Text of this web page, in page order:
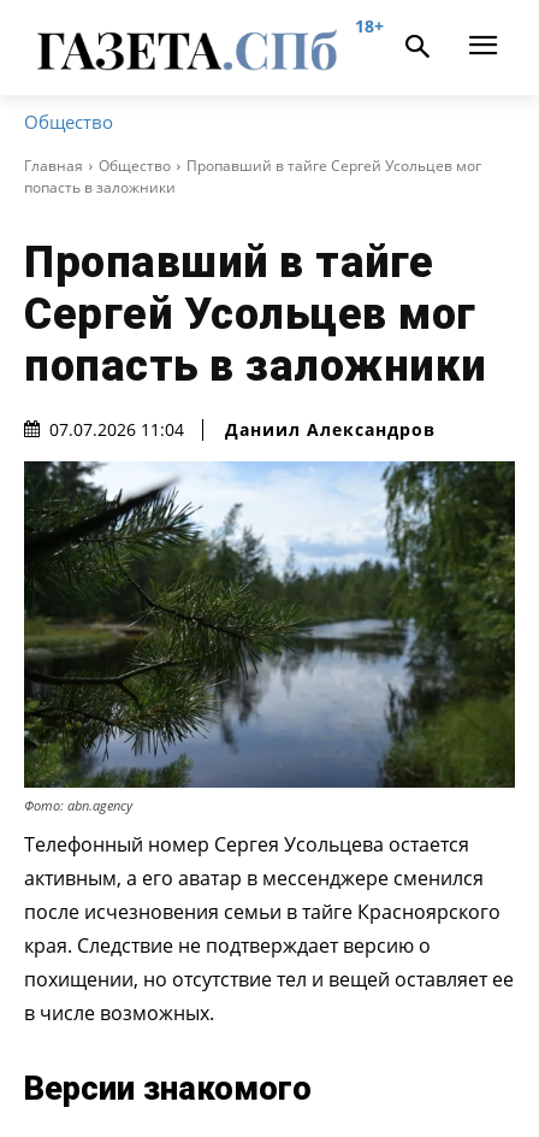
18+
Общество
Главная Общество
Пропавший в тайге Сергей Усольцев мог
попасть в заложники
Пропавший в тайге
Сергей Усольцев мог
попасть в заложники
07.07.2026 11:04 Даниил Александров
Фото: abn.agency
Телефонный номер Сергея Усольцева остается
активным, а его аватар в мессенджере сменился
после исчезновения семьи в тайге Красноярского
края. Следствие не подтверждает версию о
похищении, но отсутствие тел и вещей оставляет ее
в числе возможных.
Версии знакомого